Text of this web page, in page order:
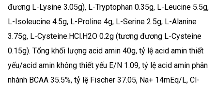
đương L-Lysine 3.05g), L-Tryptophan 0.35g, L-Leucine 5.5g,
L-Isoleucine 4.5g, L-Proline 4g, L-Serine 2.5g, L-Alanine
3.75g, L-Cysteine.HCl.H2O 0.2g (tương đương L-Cysteine
0.15g). Tổng khối lượng acid amin 40g, tỷ lệ acid amin thiết
yếu/acid amin không thiết yếu E/N 1.09, tỷ lệ acid amin phân
nhánh BCAA 35.5%, tỷ lệ Fischer 37.05, Na+ 14mEq/L, Cl-